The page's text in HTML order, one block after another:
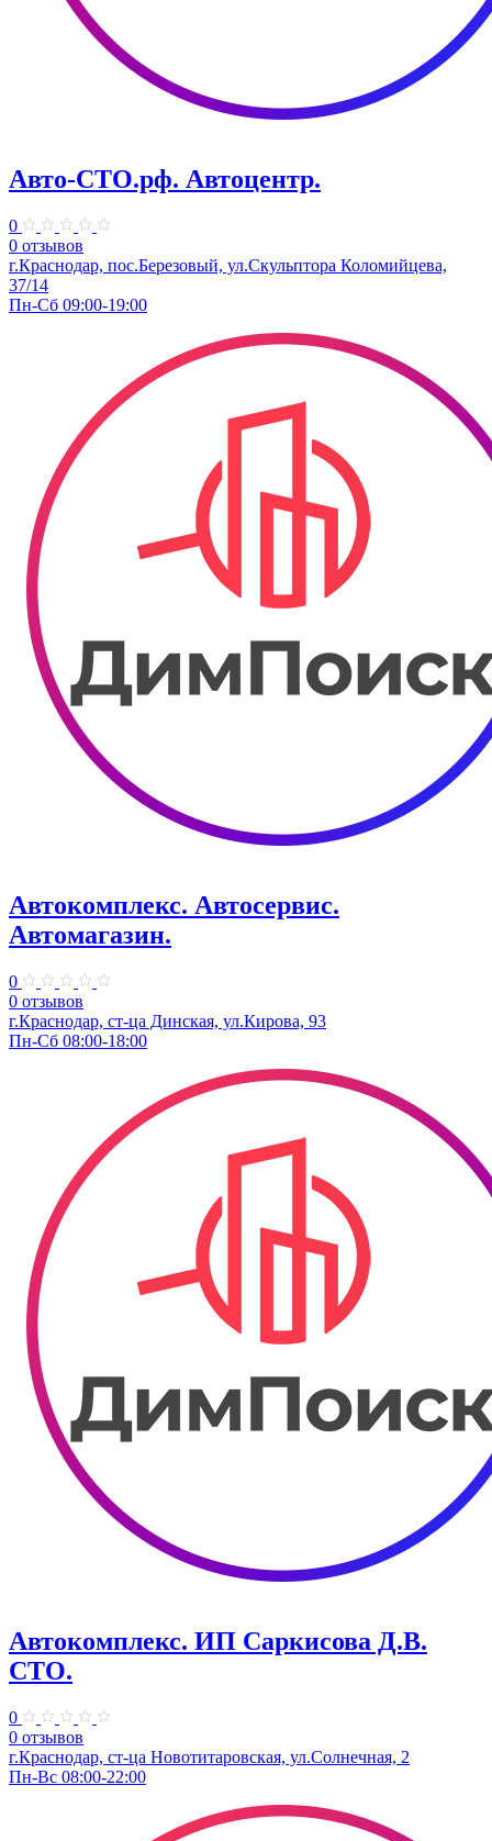
Авто-СТО.рф. Автоцентр.
0
0 отзывов
г.Краснодар, пос.Березовый, ул.Скульптора Коломийцева,
37/14
Пн-Сб 09:00-19:00
Автокомплекс. Автосервис.
Автомагазин.
0
0 отзывов
г.Краснодар, ст-ца Динская, ул.Кирова, 93
Пн-Сб 08:00-18:00
Автокомплекс. ИП Саркисова Д.В.
СТО.
0
0 отзывов
г.Краснодар, ст-ца Новотитаровская, ул.Солнечная, 2
Пн-Вс 08:00-22:00